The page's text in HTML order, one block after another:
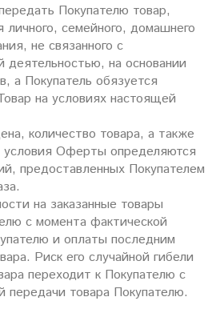
Покупателю товар,
личного, семейного, домашнего
не связанного с
деятельностью, на основании
а Покупатель обязуется
на условиях настоящей
количество товара, а также
Оферты определяются
предоставленных Покупателем
на заказанные товары
с момента фактической
и оплаты последним
Риск его случайной гибели
переходит к Покупателю с
передачи товара Покупателю.